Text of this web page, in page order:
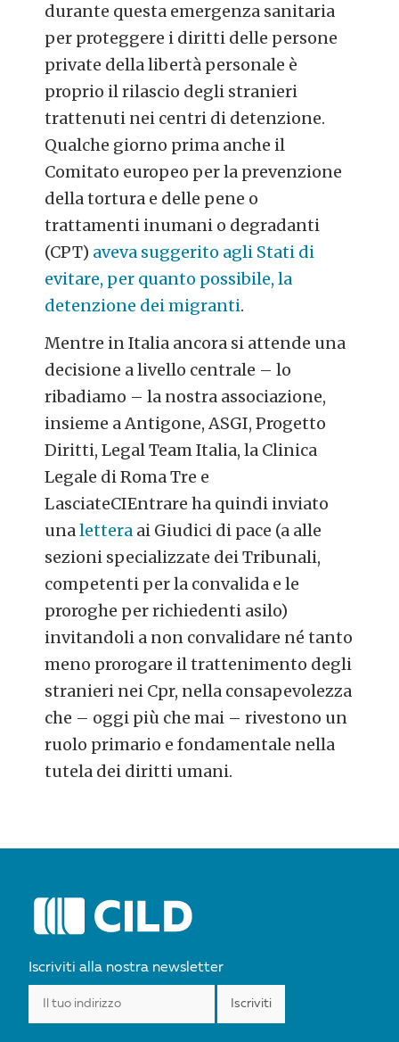
durante questa emergenza sanitaria
per proteggere i diritti delle persone
private della libertà personale è
proprio il rilascio degli stranieri
trattenuti nei centri di detenzione.
Qualche giorno prima anche il
Comitato europeo per la prevenzione
della tortura e delle pene o
trattamenti inumani o degradanti
(CPT) aveva suggerito agli Stati di
evitare, per quanto possibile, la
detenzione dei migranti.
Mentre in Italia ancora si attende una
decisione a livello centrale – lo
ribadiamo – la nostra associazione,
insieme a Antigone, ASGI, Progetto
Diritti, Legal Team Italia, la Clinica
Legale di Roma Tre e
LasciateCIEntrare ha quindi inviato
unalettera ai Giudici di pace (a alle
sezioni specializzate dei Tribunali,
competenti per la convalida e le
proroghe per richiedenti asilo)
invitandoli a non convalidare né tanto
meno prorogare il trattenimento degli
stranieri nei Cpr, nella consapevolezza
che – oggi più che mai – rivestono un
ruolo primario e fondamentale nella
tutela dei diritti umani.
POST
Iscriviti alla nostra newsletter